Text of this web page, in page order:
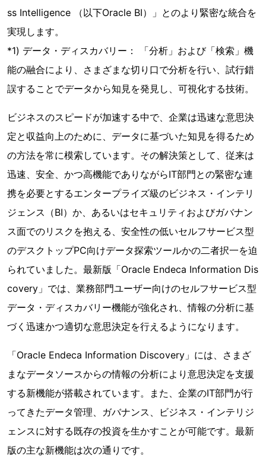
ss Intelligence （以下Oracle BI）」とのより緊密な統合を
実現します。
*1) データ・ディスカバリー： 「分析」および「検索」機
能の融合により、さまざまな切り口で分析を行い、試行錯
誤することでデータから知見を発見し、可視化する技術。
ビジネスのスピードが加速する中で、企業は迅速な意思決
定と収益向上のために、データに基づいた知見を得るため
の方法を常に模索しています。その解決策として、従来は
迅速、安全、かつ高機能でありながらIT部門との緊密な連
携を必要とするエンタープライズ級のビジネス・インテリ
ジェンス（BI）か、あるいはセキュリティおよびガバナン
ス面でのリスクを抱える、安全性の低いセルフサービス型
のデスクトップPC向けデータ探索ツールかの二者択一を迫
られていました。最新版「Oracle Endeca Information Dis
covery」では、業務部門ユーザー向けのセルフサービス型
データ・ディスカバリー機能が強化され、情報の分析に基
づく迅速かつ適切な意思決定を行えるようになります。
「Oracle Endeca Information Discovery」には、さまざ
まなデータソースからの情報の分析により意思決定を支援
する新機能が搭載されています。また、企業のIT部門が行
ってきたデータ管理、ガバナンス、ビジネス・インテリジ
ェンスに対する既存の投資を生かすことが可能です。最新
版の主な新機能は次の通りです。